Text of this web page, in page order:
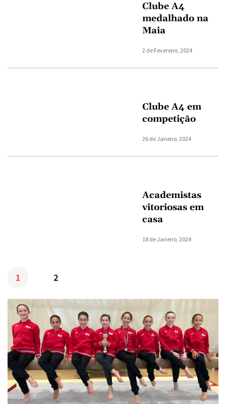
Clube A4
medalhado na
Maia
2 de Fevereiro, 2024
Clube A4 em
competição
26 de Janeiro, 2024
Academistas
vitoriosas em
casa
18 de Janeiro, 2024
1 2